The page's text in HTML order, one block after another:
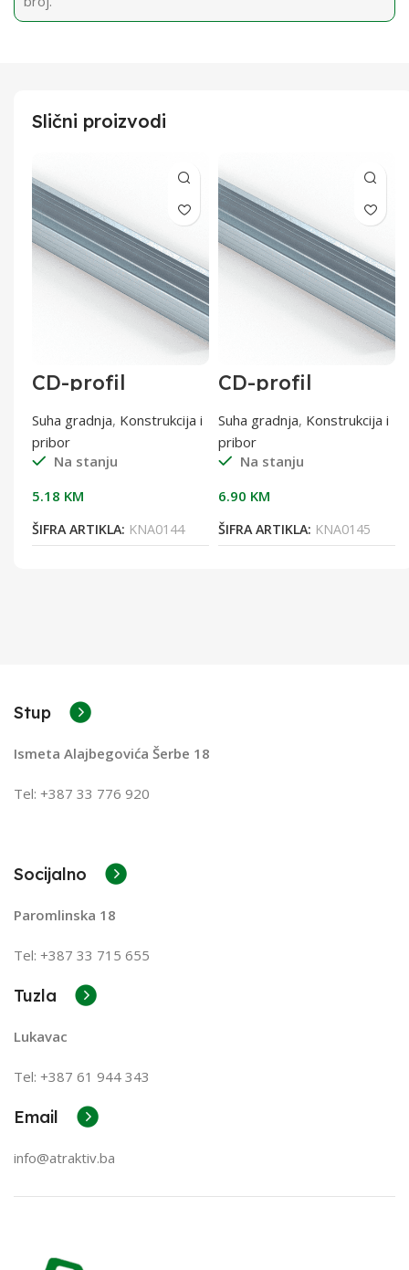
Slični proizvodi
CD-profil
60x27x0,6 od 3 m
0,6 mm
Suha gradnja, Konstrukcija i
pribor
Na stanju
5.18 KM
ŠIFRA ARTIKLA: KNA0144
CD-profil
60x27x0,6 od 4 m
0,6 mm
Suha gradnja, Konstrukcija i
pribor
Na stanju
6.90 KM
ŠIFRA ARTIKLA: KNA0145
Stup
Ismeta Alajbegovića Šerbe 18
Tel: +387 33 776 920
Socijalno
Paromlinska 18
Tel: +387 33 715 655
Tuzla
Lukavac
Tel: +387 61 944 343
Email
info@atraktiv.ba